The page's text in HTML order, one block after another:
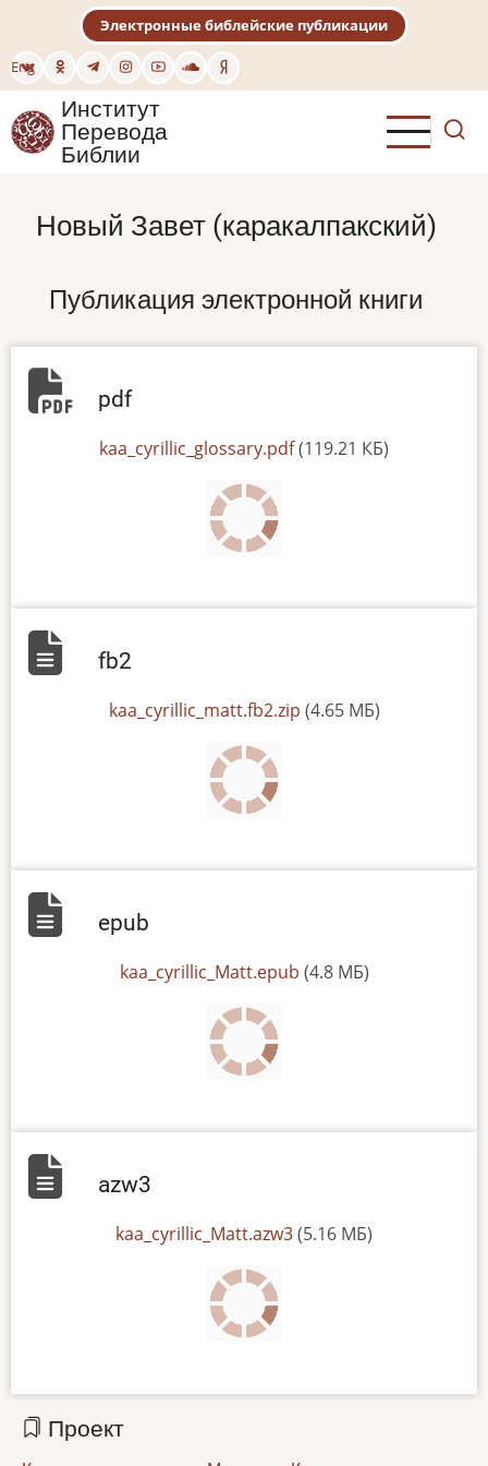
основному
содержанию
Eng
Электронные библейские публикации
Институт
Перевода
Библии
Новый Завет (каракалпакский)
Публикация электронной книги
pdf
kaa_cyrillic_glossary.pdf(119.21 КБ)
fb2
kaa_cyrillic_matt.fb2.zip (4.65 МБ)
epub
kaa_cyrillic_Matt.epub (4.8 МБ)
azw3
kaa_cyrillic_Matt.azw3(5.16 МБ)
Проект